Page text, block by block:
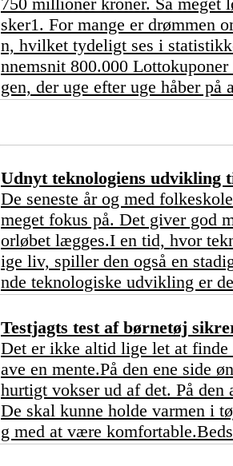
sker1. For mange er drømmen
n, hvilket tydeligt ses i
nnemsnit 800.000
gen, der uge efter uge håber
Udnyt teknologiens
De seneste år og med
meget fokus på. Det giver god
orløbet lægges.I en tid, hvor
ige liv, spiller den også en
nde teknologiske udvikling er
Testjagts test af børnetøj
Det er ikke altid lige let at
ave en mente.På den ene side
hurtigt vokser ud af det. På
De skal kunne holde varmen i
g med at være